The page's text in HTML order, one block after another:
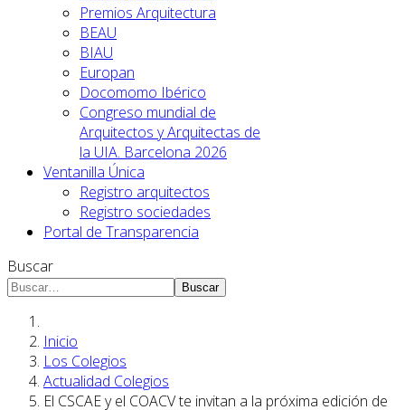
Premios Arquitectura
BEAU
BIAU
Europan
Docomomo Ibérico
Congreso mundial de
Arquitectos y Arquitectas de
la UIA. Barcelona 2026
Ventanilla Única
Registro arquitectos
Registro sociedades
Portal de Transparencia
Buscar
Buscar
Inicio
Los Colegios
Actualidad Colegios
El CSCAE y el COACV te invitan a la próxima edición de